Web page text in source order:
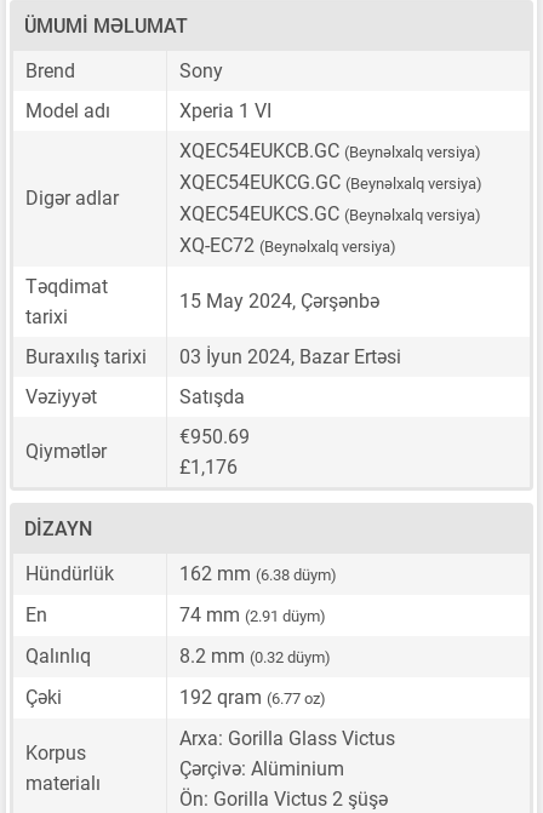
ÜMUMI MƏLUMAT
Brend
Sony
Model adı
Xperia 1 VI
Digər adlar
XQEC54EUKCB.GC (Beynəlxalq versiya)
XQEC54EUKCG.GC (Beynəlxalq versiya)
XQEC54EUKCS.GC (Beynəlxalq versiya)
XQ-EC72 (Beynəlxalq versiya)
Təqdimat
tarixi
15 May 2024, Çərşənbə
Buraxılış tarixi
03 İyun 2024, Bazar Ertəsi
Vəziyyət
Satışda
Qiymətlər
€950.69
£1,176
DIZAYN
Hündürlük
162 mm (6.38 düym)
En 74 mm (2.91 düym)
Qalınlıq 8.2 mm (0.32 düym)
Çəki 192 qram (6.77 oz)
Korpus
materialı
Arxa: Gorilla Glass Victus
Çərçivə: Alüminium
Ön: Gorilla Victus 2 şüşə